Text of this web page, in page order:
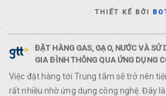
THIẾT KẾ BỞI
ĐẶT HÀNG GAS, GẠO, NƯỚC VÀ SỬ
GIA ĐÌNH THÔNG QUA ỨNG DỤNG
Việc đặt hàng tới Trung tâm sẽ trở nên
rất nhiều nhờ ứng dụng công nghệ. Đây